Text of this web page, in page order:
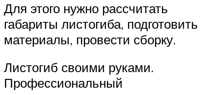
Для этого нужно рассчитать
габариты листогиба, подготовить
материалы, провести сборку.
Листогиб своими руками.
Профессиональный